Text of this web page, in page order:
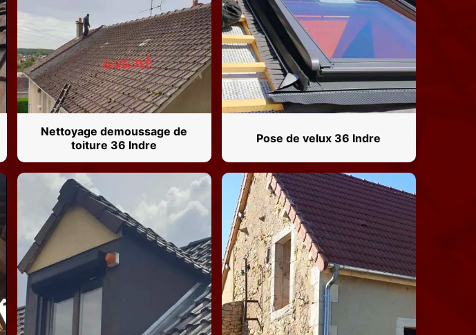
Nettoyage demoussage de
toiture 36 Indre
Pose de velux 36 Indre